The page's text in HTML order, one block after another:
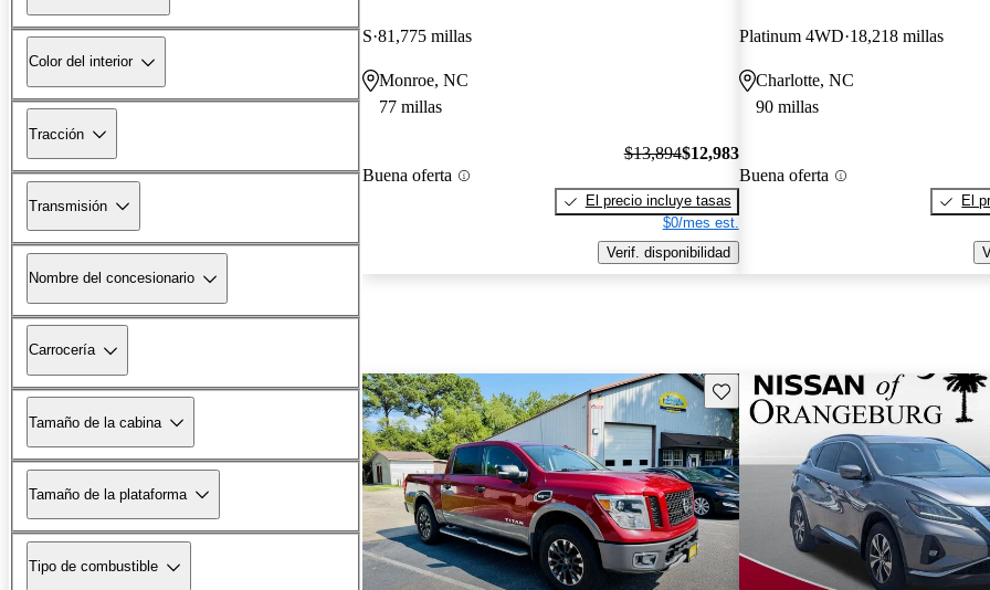
Color del interior
Tracción
Transmisión
Nombre del concesionario
Carrocería
Tamaño de la cabina
Tamaño de la plataforma
Tipo de combustible
S 81,775 millas
Monroe, NC
77 millas
Buena oferta
$13,894$12,983
El precio incluye tasas
$0/mes est.
Verif. disponibilidad
Platinum 4WD 18,218 millas
Charlotte, NC
90 millas
Buena oferta
El
Guarda este Aviso